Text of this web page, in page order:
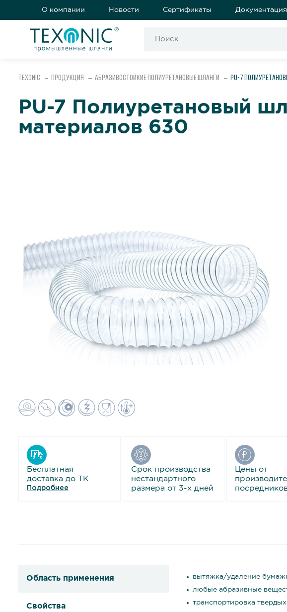
О компании Новости Сертификаты Документация
Texonic Продукция Абразивостойкие полиуретановые шланги PU-7
PU-7 Полиуретановый
материалов 630
Бесплатная
доставка до ТК
Подробнее
Срок производства
нестандартного
размера от 3-х дней
Цены от
Область применения
Свойства
вытяжка/удаление
любые абразивные
транспортировка